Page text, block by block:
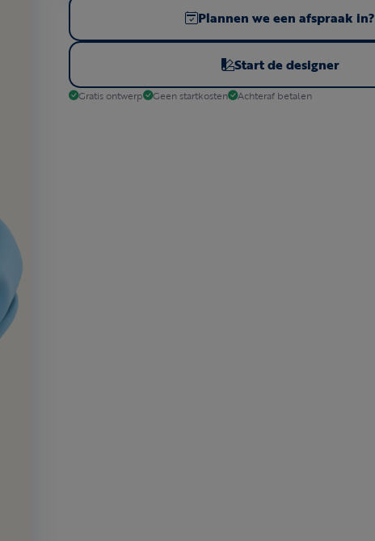
Plannen we een afspraak in?
Start de designer
Gratis ontwerp Geen startkosten Achteraf betalen